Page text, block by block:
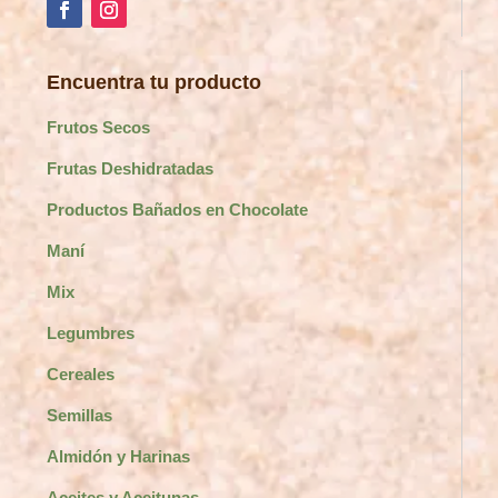
Encuentra tu producto
Frutos Secos
Frutas Deshidratadas
Productos Bañados en Chocolate
Maní
Mix
Legumbres
Cereales
Semillas
Almidón y Harinas